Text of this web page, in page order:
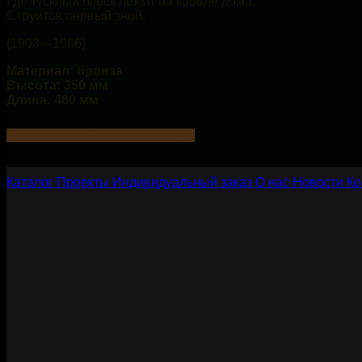
Каталог Проекты Индивидуальный заказ О нас Новости